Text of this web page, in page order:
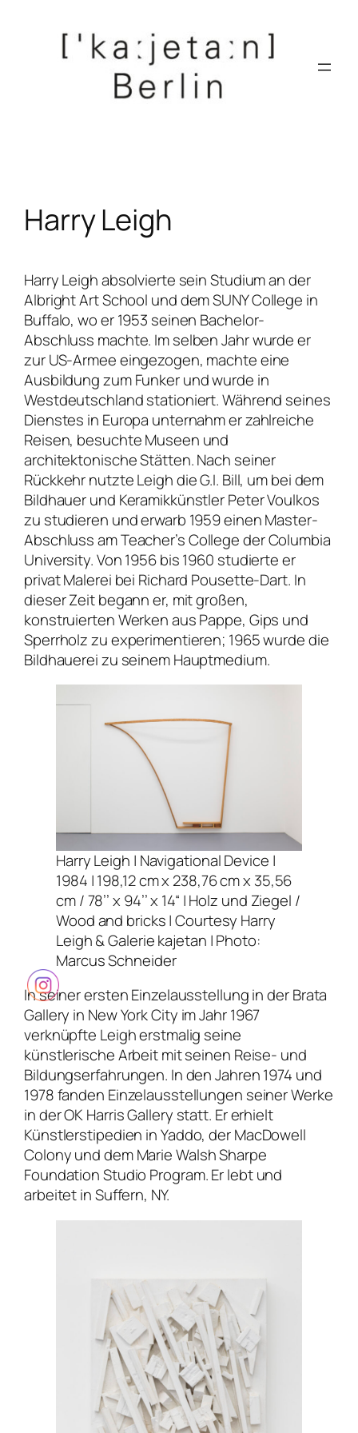
Harry Leigh
Harry Leigh absolvierte sein Studium an der
Albright Art School und demSUNY College in
Buffalo, wo er 1953 seinen Bachelor-
Abschluss machte. Im selben Jahr wurde er
zur US-Armee eingezogen, machte eine
Ausbildung zum Funker und wurde in
Westdeutschland stationiert. Während seines
Dienstes in Europa unternahm er zahlreiche
Reisen, besuchte Museen und
architektonische Stätten. Nach seiner
Rückkehr nutzte Leigh die G.I. Bill, um bei dem
Bildhauer und Keramikkünstler Peter Voulkos
zu studieren und erwarb 1959 einen Master-
Abschluss amTeacher’s Collegeder Columbia
University. Von 1956 bis 1960 studierte er
privat Malerei bei Richard Pousette-Dart. In
dieser Zeit begann er, mit großen,
konstruierten Werken aus Pappe, Gips und
Sperrholz zu experimentieren; 1965 wurde die
Bildhauerei zu seinem Hauptmedium.
Harry Leigh | Navigational Device |
1984 | 198,12 cm x 238,76 cm x 35,56
cm / 78’’ x 94’’ x 14“ | Holz und Ziegel /
Wood and bricks | Courtesy Harry
Leigh & Galerie kajetan | Photo:
Marcus Schneider
In seiner ersten Einzelausstellung in derBrata
Gallery in New York City im Jahr 1967
verknüpfte Leigh erstmalig seine
künstlerische Arbeit mit seinen Reise- und
Bildungserfahrungen. In den Jahren 1974 und
1978 fanden Einzelausstellungen seiner Werke
in derOK Harris Gallery statt. Er erhielt
Künstlerstipedien inYaddo, derMacDowell
Colonyund demMarie Walsh Sharpe
Foundation Studio Program. Er lebt und
arbeitet in Suffern, NY.